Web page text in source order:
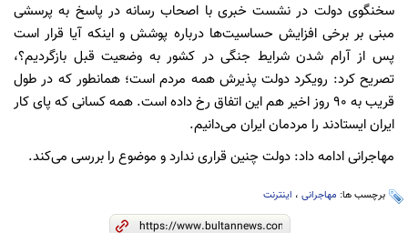
سخنگوی دولت در نشست خبری با اصحاب رسانه در پاسخ به پرسشی
مبنی بر برخی افزایش حساسیت‌ها درباره پوشش و اینکه آیا قرار است
پس از آرام شدن شرایط جنگی در کشور به وضعیت قبل بازگردیم؟،
تصریح کرد: رویکرد دولت پذیرش همه مردم است؛ همانطور که در طول
قریب به ۹۰ روز اخیر هم این اتفاق رخ داده است. همه کسانی که پای کار
ایران ایستادند را مردمان ایران می‌دانیم.
مهاجرانی ادامه داد: دولت چنین قراری ندارد و موضوع را بررسی می‌کند.
برچسب ها: مهاجرانی ، اینترنت